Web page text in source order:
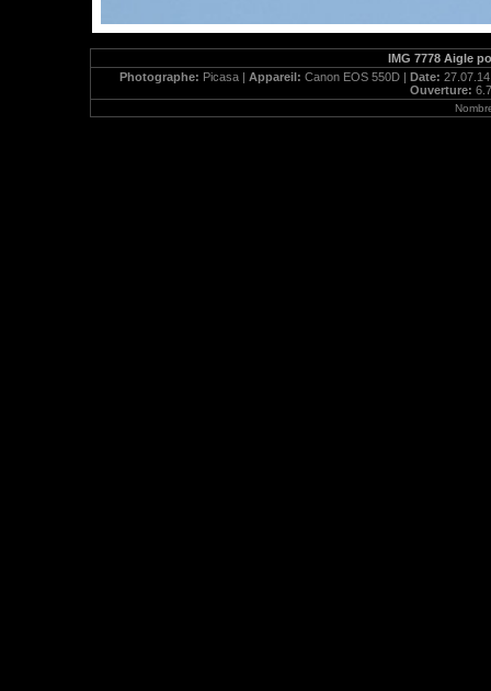
IMG 7778 Aigle
Photographe: Picasa | Appareil: Canon EOS 550D | Date:
Ouverture: